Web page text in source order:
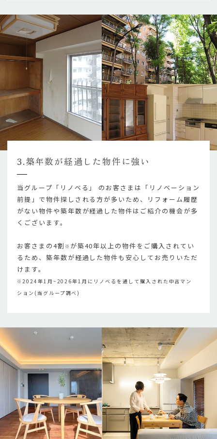
3.築年数が経過した物件に強い
当グループ「リノベる」 のお客さまは「リノベーション
前提」で物件探しされる方が多いため、リフォーム履歴
がない物件や築年数が経過した物件はご紹介の機会が多
くございます。
お客さまの4割 ※ が築40年以上の物件をご購入されてい
るため、築年数が経過した物件も安心してお売りいただ
けます。
※2024年1月~2026年1月にリノベるを通して購入された中古マン
ション(当グループ調べ)